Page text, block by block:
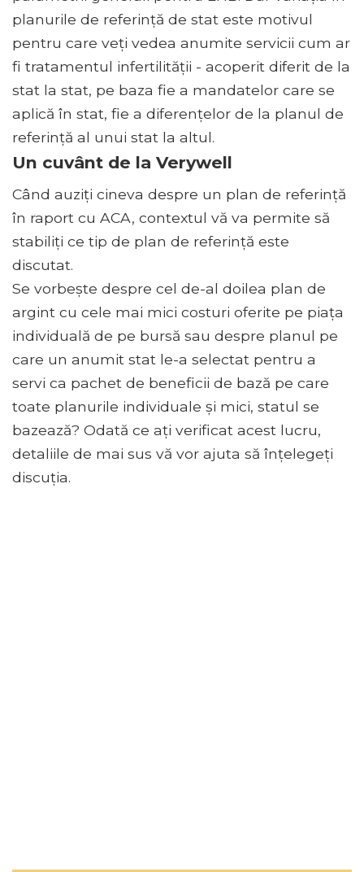
planurile de referință de stat este motivul
pentru care veți vedea anumite servicii cum ar
fi tratamentul infertilității - acoperit diferit de la
stat la stat, pe baza fie a mandatelor care se
aplică în stat, fie a diferențelor de la planul de
referință al unui stat la altul.
Un cuvânt de la Verywell
Când auziți cineva despre un plan de referință
în raport cu ACA, contextul vă va permite să
stabiliți ce tip de plan de referință este
discutat.
Se vorbește despre cel de-al doilea plan de
argint cu cele mai mici costuri oferite pe piața
individuală de pe bursă sau despre planul pe
care un anumit stat le-a selectat pentru a
servi ca pachet de beneficii de bază pe care
toate planurile individuale și mici, statul se
bazează? Odată ce ați verificat acest lucru,
detaliile de mai sus vă vor ajuta să înțelegeți
discuția.